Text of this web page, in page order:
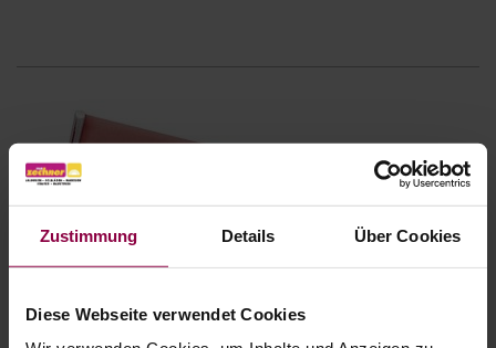
Zustimmung Details Über Cookies
Diese Webseite verwendet Cookies